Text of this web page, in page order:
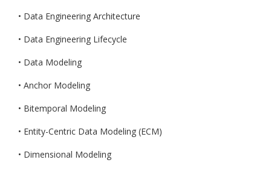
• Data Engineering Architecture
• Data Engineering Lifecycle
• Data Modeling
• Anchor Modeling
• Bitemporal Modeling
• Entity-Centric Data Modeling (ECM)
• Dimensional Modeling